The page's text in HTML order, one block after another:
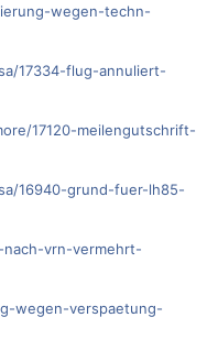
wegen-techn-
17334-flug-annuliert-
17120-meilengutschrift-
16940-grund-fuer-lh85-
vrn-vermehrt-
wegen-verspaetung-